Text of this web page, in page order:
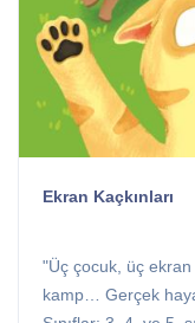
Ekran Kaçkınları
"Üç çocuk, üç ekran
kamp… Gerçek